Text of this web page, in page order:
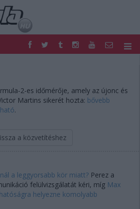
HAZAI
EGYÉB
PONTÁLLÁSOK
2-es időmérője, amely az újonc és
Martins sikerét hozta: bővebb
.
a közvetítéshez
a leggyorsabb kör miatt? Perez a
felülvizsgálatát kéri, míg Max
helyezne komolyabb